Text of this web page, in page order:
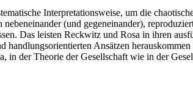
Interpretationsweise, um die
(und gegeneinander),
Das leisten Reckwitz und Rosa in ihren
Ansätzen
in der Theorie der Gesellschaft wie in der